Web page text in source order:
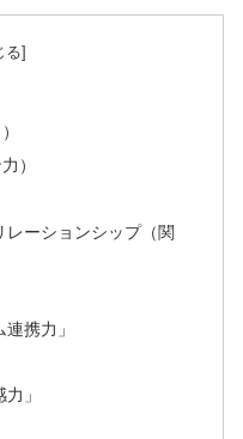
）
レーションシップ（関
携力」
」